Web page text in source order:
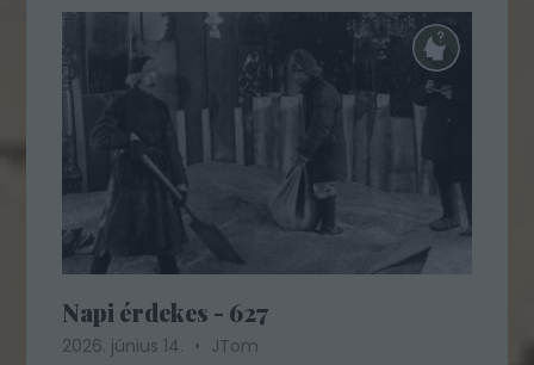
Napi érdekes - 627
2026. június 14.
JTom